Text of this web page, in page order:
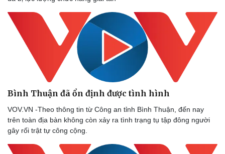
Doanh nghiệp
Thông tin doanh nghiệp
Doanh nghiệp 24h
Doanh nhân
Vì cộng đồng
Công nghệ
Sành điệu
Tin Công nghệ
Trải nghiệm
Chuyển đổi số
Bình Thuận đã ổn định được tình hình
VOV.VN -Theo thông tin từ Công an tỉnh Bình Thuận, đến nay
trên toàn địa bàn không còn xảy ra tình trạng tụ tập đông người
gây rối trật tự công cộng.